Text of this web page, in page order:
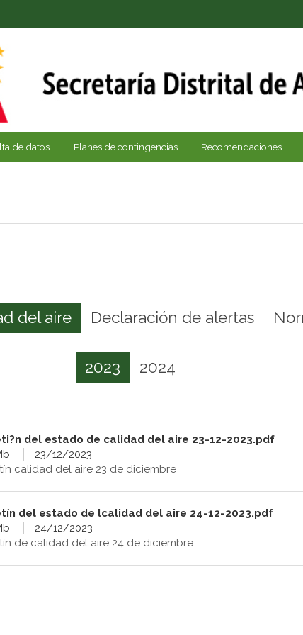
de datos Planes de contingencias Recomendaciones
del aire Declaración de alertas
2023 2024
del estado de calidad del aire 23-12-2023.pdf
23/12/2023
calidad del aire 23 de diciembre
del estado de lcalidad del aire 24-12-2023.pdf
24/12/2023
de calidad del aire 24 de diciembre